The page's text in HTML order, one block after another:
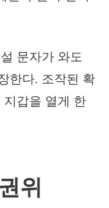
문자가 와도
한다. 조작된 확
지갑을 열게 한
위